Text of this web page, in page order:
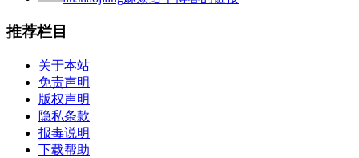
推荐栏目
关于本站
免责声明
版权声明
隐私条款
报毒说明
下载帮助